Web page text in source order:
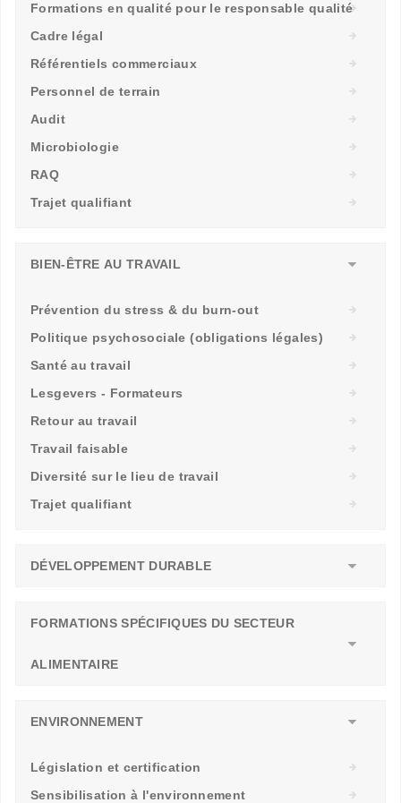
Formations en qualité pour le responsable qualité
Cadre légal
Référentiels commerciaux
Personnel de terrain
Audit
Microbiologie
RAQ
Trajet qualifiant
BIEN-ÊTRE AU TRAVAIL
Prévention du stress & du burn-out
Politique psychosociale (obligations légales)
Santé au travail
Lesgevers - Formateurs
Retour au travail
Travail faisable
Diversité sur le lieu de travail
Trajet qualifiant
DÉVELOPPEMENT DURABLE
FORMATIONS SPÉCIFIQUES DU SECTEUR
ALIMENTAIRE
ENVIRONNEMENT
Législation et certification
Sensibilisation à l'environnement